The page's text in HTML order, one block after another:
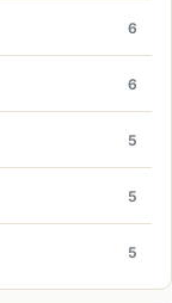
6
6
5
5
5